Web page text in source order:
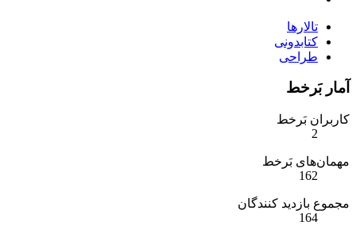
تالارها
کتابدونی
طراحی
آمار بَرخط
کاربران بَرخط
2
مهمان‌های بَرخط
162
مجموع بازدید کنندگان
164